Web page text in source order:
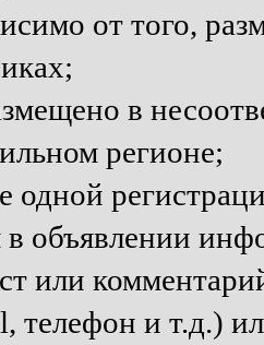
от того,
в
регионе;
одной
объявлении
или
телефон и т.д.)